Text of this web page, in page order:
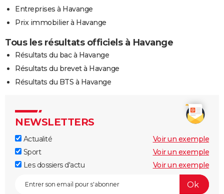
Entreprises à Havange
Prix immobilier à Havange
Tous les résultats officiels à Havange
Résultats du bac à Havange
Résultats du brevet à Havange
Résultats du BTS à Havange
NEWSLETTERS
Actualité
Voir un exemple
Sport
Voir un exemple
Les dossiers d'actu
Voir un exemple